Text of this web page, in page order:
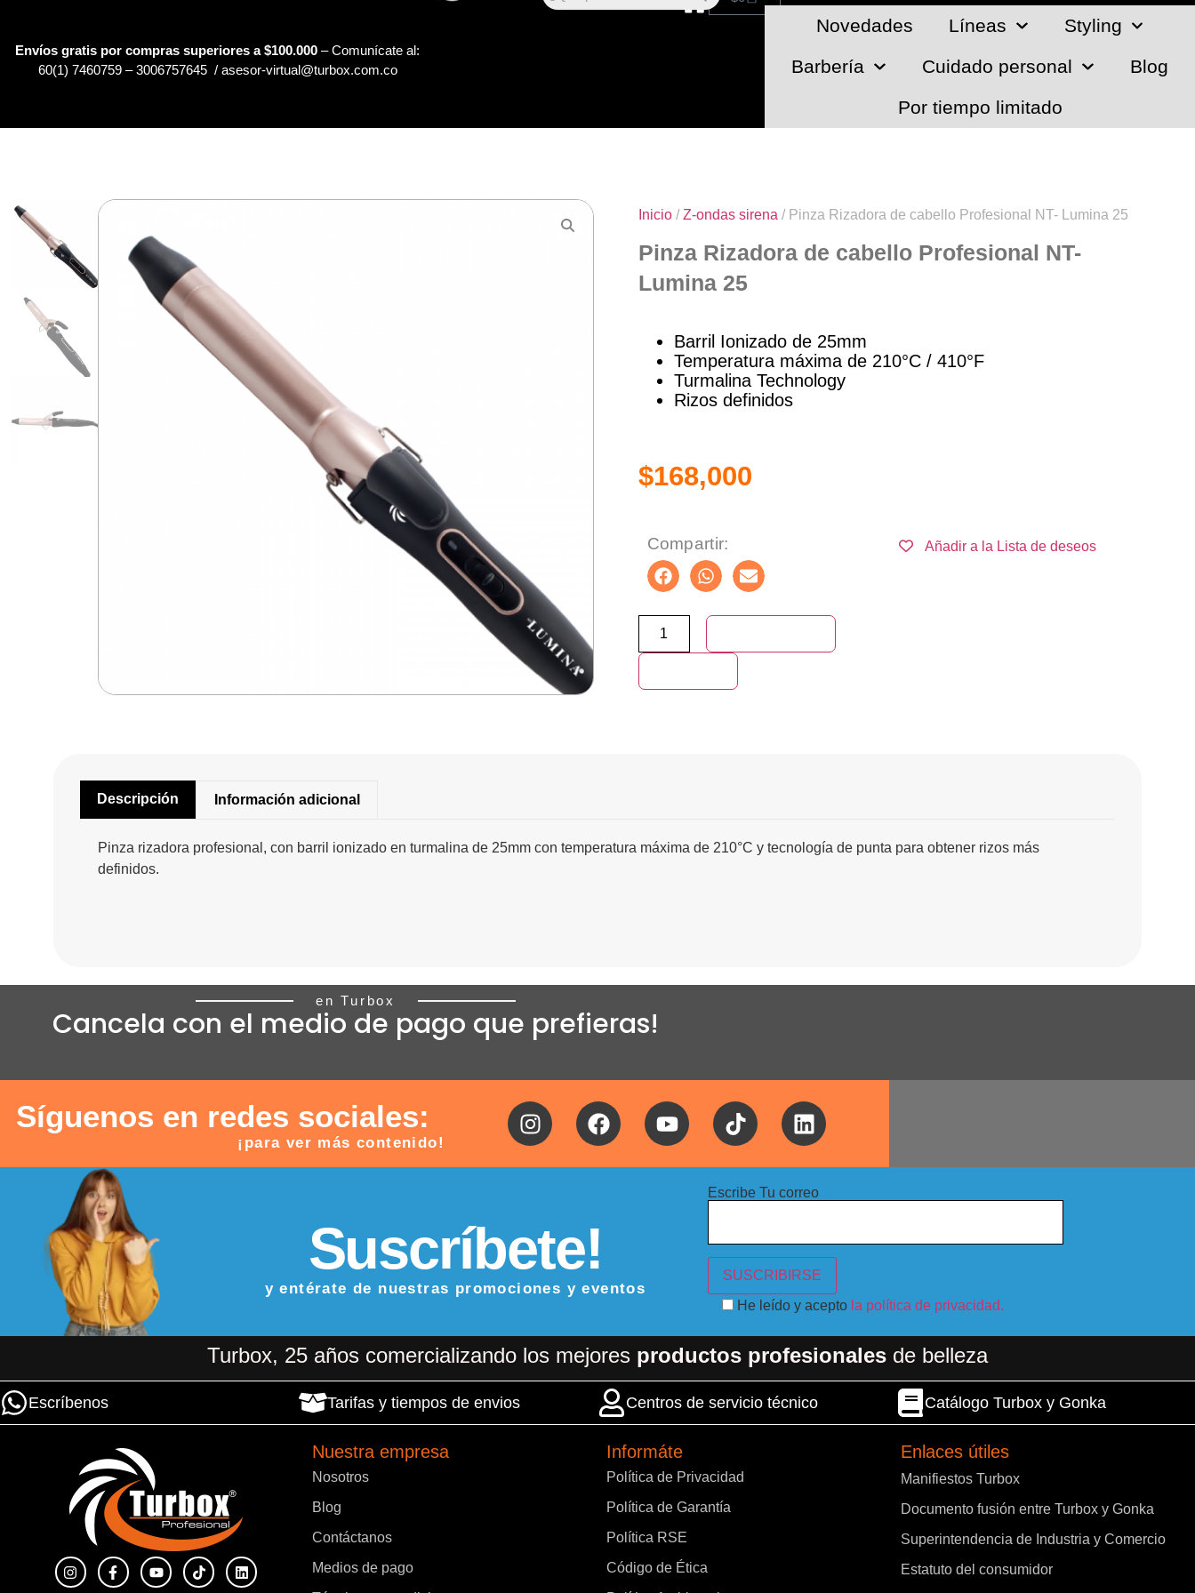
Envíos gratis por compras superiores a $100.000 – Comunícate al:
60(1) 7460759 – 3006757645 / asesor-virtual@turbox.com.co
Novedades Líneas
Styling
Barbería
Cuidado personal
Blog
Por tiempo limitado
Inicio/Z-ondas sirena / Pinza Rizadora de cabello Profesional NT- Lumina 25
Pinza Rizadora de cabello Profesional NT-
Lumina 25
Barril Ionizado de 25mm
Temperatura máxima de 210°C / 410°F
Turmalina Technology
Rizos definidos
$168,000
Compartir: Añadir a la Lista de deseos
Descripción Información adicional
Pinza rizadora profesional, con barril ionizado en turmalina de 25mm con temperatura máxima de 210°C y tecnología de punta para obtener rizos más
definidos.
en Turbox
Cancela con el medio de pago que prefieras!
Síguenos en redes sociales:
¡para ver más contenido!
Suscríbete!
y entérate de nuestras promociones y eventos
Escribe Tu correo
He leído y acepto la política de privacidad.
Turbox, 25 años comercializando los mejores productos profesionales de belleza
Escríbenos Tarifas y tiempos de envios Centros de servicio técnico Catálogo Turbox y Gonka
Nuestra empresa
Nosotros
Blog
Contáctanos
Medios de pago
Informáte
Política de Privacidad
Política de Garantía
Política RSE
Código de Ética
Enlaces útiles
Manifiestos Turbox
Documento fusión entre Turbox y Gonka
Superintendencia de Industria y Comercio
Estatuto del consumidor